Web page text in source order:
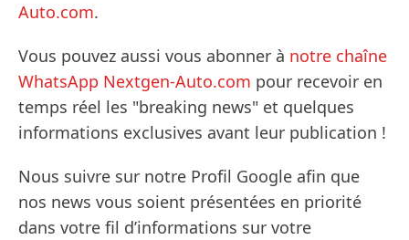
Auto.com.
Vous pouvez aussi vous abonner à notre chaîne
WhatsApp Nextgen-Auto.com pour recevoir en
temps réel les "breaking news" et quelques
informations exclusives avant leur publication !
Nous suivre sur notre Profil Google afin que
nos news vous soient présentées en priorité
dans votre fil d’informations sur votre